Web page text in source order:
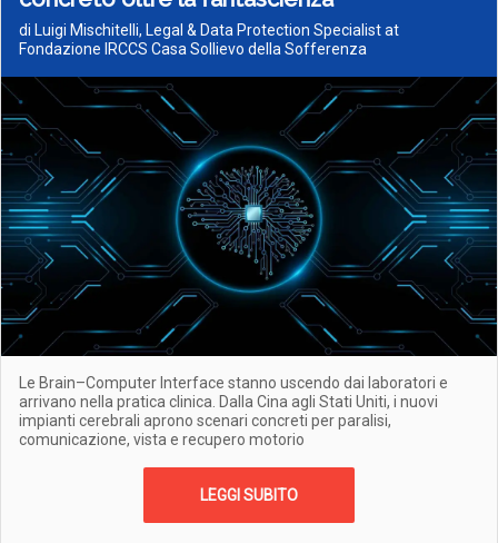
di Luigi Mischitelli, Legal & Data Protection Specialist at
Fondazione IRCCS Casa Sollievo della Sofferenza
Le Brain–Computer Interface stanno uscendo dai laboratori e
arrivano nella pratica clinica. Dalla Cina agli Stati Uniti, i nuovi
impianti cerebrali aprono scenari concreti per paralisi,
comunicazione, vista e recupero motorio
LEGGI SUBITO